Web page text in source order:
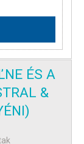
ÉS A
&